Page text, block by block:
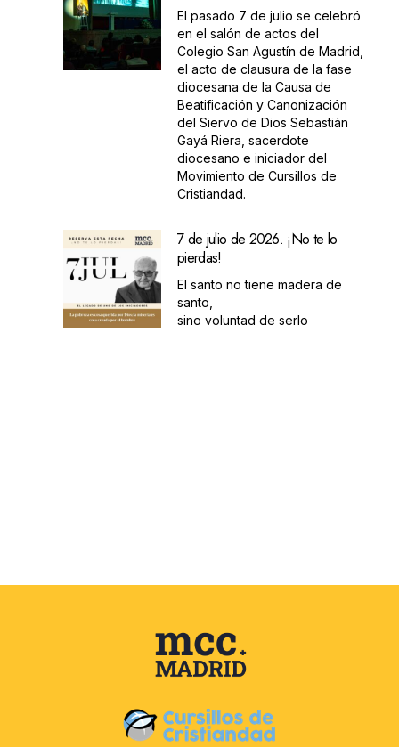
El pasado 7 de julio se celebró
en el salón de actos del
Colegio San Agustín de Madrid,
el acto de clausura de la fase
diocesana de la Causa de
Beatificación y Canonización
del Siervo de Dios Sebastián
Gayá Riera, sacerdote
diocesano e iniciador del
Movimiento de Cursillos de
Cristiandad.
7 de julio de 2026. ¡No te lo
pierdas!
El santo no tiene madera de
santo,
sino voluntad de serlo